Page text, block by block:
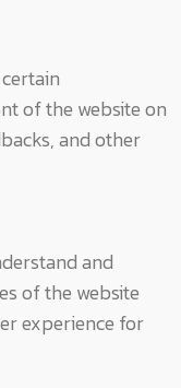
of the website on
and other
and
of the website
experience for